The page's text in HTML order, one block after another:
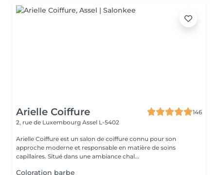
Arielle Coiffure
146
2, rue de Luxembourg Assel L-5402
Arielle Coiffure est un salon de coiffure connu pour son
approche moderne et responsable en matière de soins
capillaires. Situé dans une ambiance chal...
Coloration barbe